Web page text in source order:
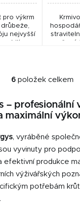
pro výkrm
nejvyšší
obilím v
O
l
á
a
c
í
p
r
6položek celkem
– profesionální
maximální
, vyráběné
vyvinuty pro
efektivní produkce
výživářských
potřebám